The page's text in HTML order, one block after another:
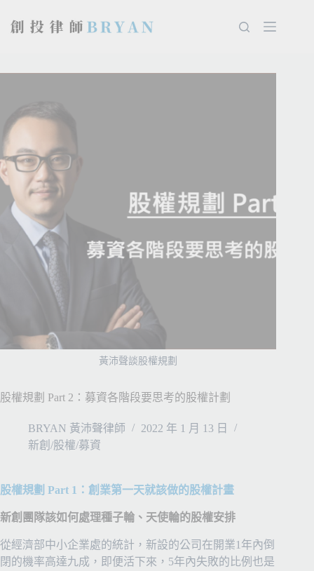
黃沛聲談股權規劃
股權規劃 Part 2：募資各階段要思考的股權計劃
BRYAN 黃沛聲律師
2022 年 1 月 13 日
新創/股權/募資
股權規劃 Part 1：創業第一天就該做的股權計畫
新創團隊該如何處理種子輪、天使輪的股權安排
從經濟部中小企業處的統計，新設的公司在開業1年內倒
閉的機率高達九成，即便活下來，5年內失敗的比例也是